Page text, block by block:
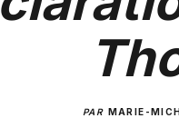
PAR MARIE-